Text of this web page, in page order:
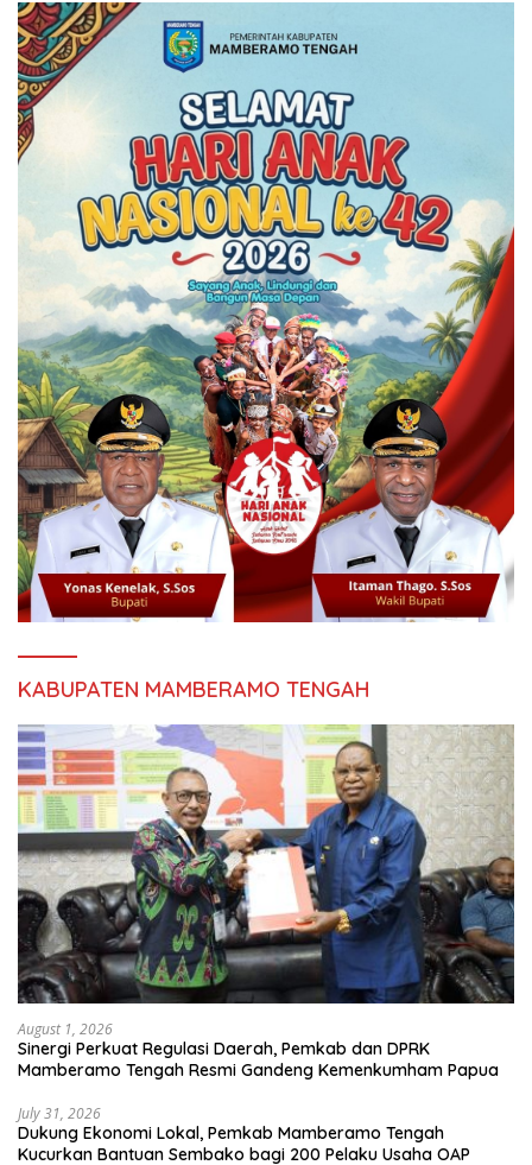
KABUPATEN MAMBERAMO TENGAH
August 1, 2026
Sinergi Perkuat Regulasi Daerah, Pemkab dan DPRK
Mamberamo Tengah Resmi Gandeng Kemenkumham Papua
July 31, 2026
Dukung Ekonomi Lokal, Pemkab Mamberamo Tengah
Kucurkan Bantuan Sembako bagi 200 Pelaku Usaha OAP